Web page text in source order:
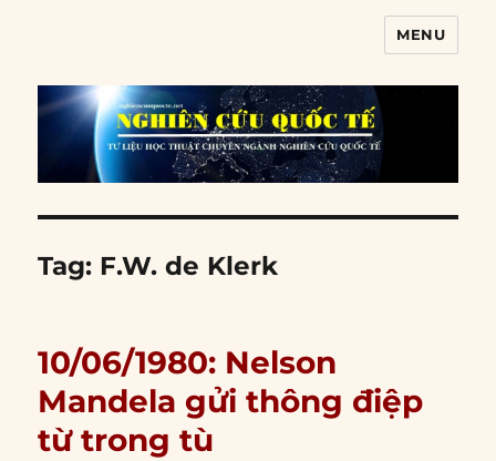
MENU
Tag: F.W. de Klerk
10/06/1980: Nelson
Mandela gửi thông điệp
từ trong tù